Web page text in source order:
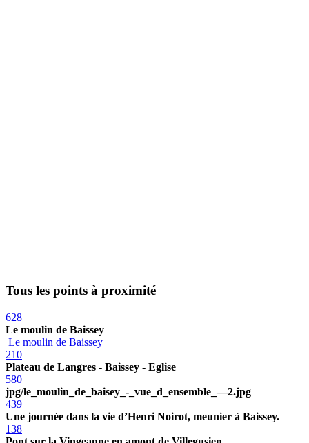
Tous les points à proximité
628
Le moulin de Baissey
Le moulin de Baissey
210
Plateau de Langres - Baissey - Eglise
580
jpg/le_moulin_de_baisey_-_vue_d_ensemble_—2.jpg
439
Une journée dans la vie d’Henri Noirot, meunier à Baissey.
138